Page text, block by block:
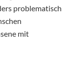
problematisch
mit